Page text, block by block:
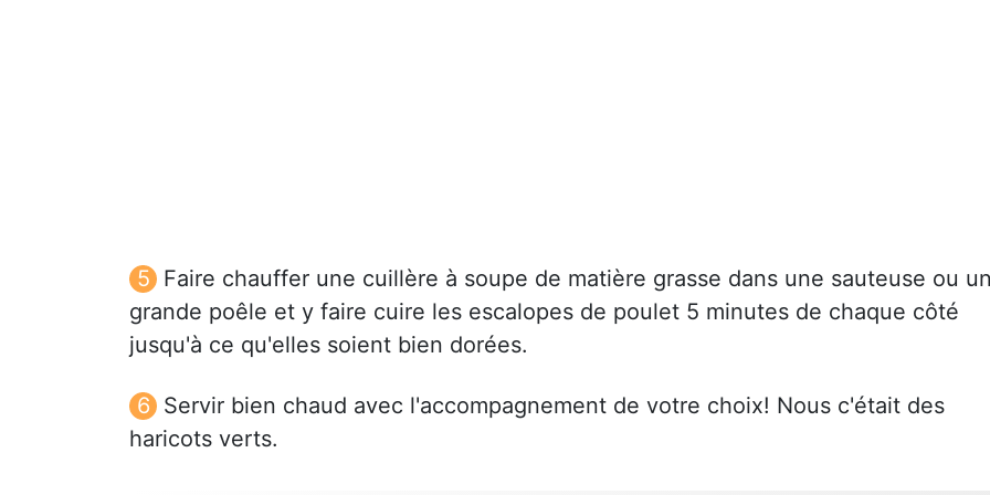
Faire chauffer une cuillère à soupe de matière grasse dans une sauteuse ou
grande poêle et y faire cuire les escalopes de poulet 5 minutes de chaque côté
jusqu'à ce qu'elles soient bien dorées.
Servir bien chaud avec l'accompagnement de votre choix! Nous c'était des
haricots verts.